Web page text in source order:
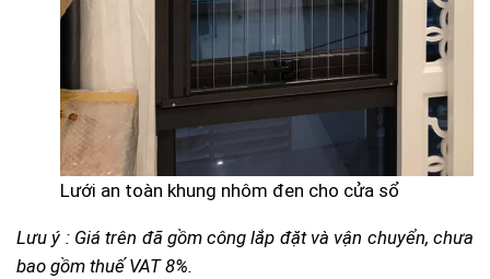
Lưới an toàn khung nhôm đen cho cửa sổ
Lưu ý : Giá trên đã gồm công lắp đặt và vận chuyển, chưa
bao gồm thuế VAT 8%.